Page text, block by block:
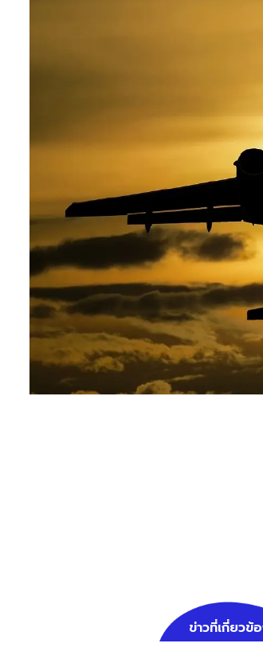
ข่าวที่เกี่ยวข้